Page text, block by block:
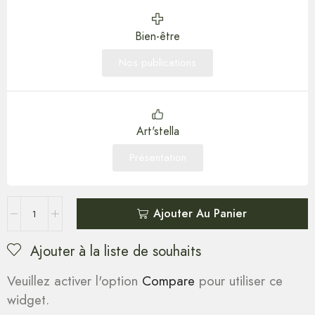
Bien-être
Art'stella
Ajouter Au Panier
Ajouter à la liste de souhaits
Veuillez activer l'option Compare pour utiliser ce
widget.